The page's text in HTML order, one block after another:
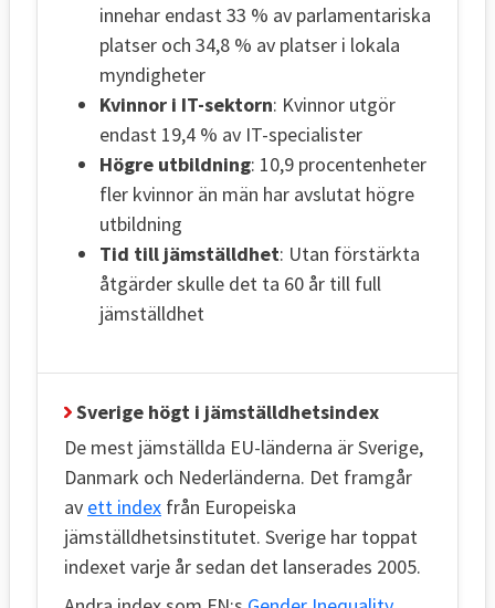
innehar endast 33 % av parlamentariska
platser och 34,8 % av platser i lokala
myndigheter
Kvinnor i IT-sektorn: Kvinnor utgör
endast 19,4 % av IT-specialister
Högre utbildning: 10,9 procentenheter
fler kvinnor än män har avslutat högre
utbildning
Tid till jämställdhet: Utan förstärkta
åtgärder skulle det ta 60 år till full
jämställdhet
Sverige högt i jämställdhetsindex
De mest jämställda EU-länderna är Sverige,
Danmark och Nederländerna. Det framgår
av ett index från Europeiska
jämställdhetsinstitutet. Sverige har toppat
indexet varje år sedan det lanserades 2005.